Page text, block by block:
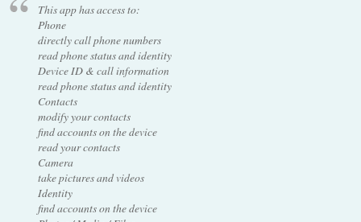
This app has access to:
Phone
directly call phone numbers
read phone status and identity
Device ID & call information
read phone status and identity
Contacts
modify your contacts
find accounts on the device
read your contacts
Camera
take pictures and videos
Identity
find accounts on the device